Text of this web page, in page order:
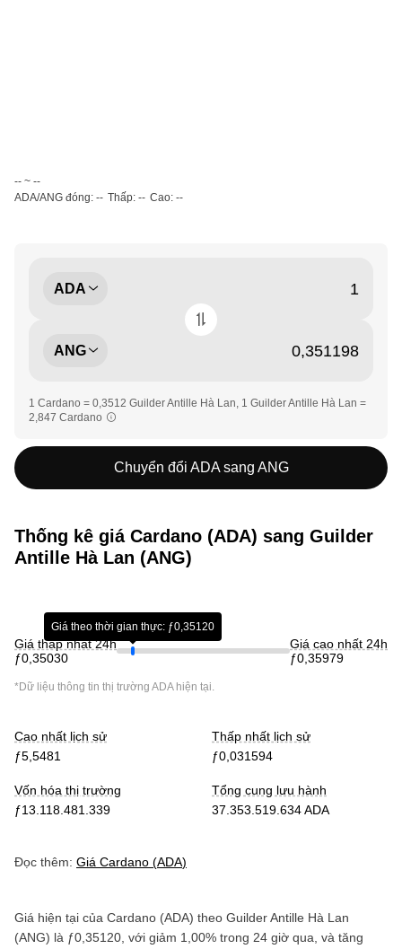
-- ~ --
ADA/ANG đóng: -- Thấp: -- Cao: --
ADA
ANG
1 Cardano = 0,3512 Guilder Antille Hà Lan, 1 Guilder Antille Hà Lan =
2,847 Cardano
Chuyển đổi ADA sang ANG
Thống kê giá Cardano (ADA) sang Guilder
Antille Hà Lan (ANG)
Giá thấp nhất 24h
ƒ0,35030
Giá theo thời gian thực: ƒ0,35120
Giá cao nhất 24h
ƒ0,35979
*Dữ liệu thông tin thị trường ADAhiện tại.
Cao nhất lịch sử
ƒ5,5481
Thấp nhất lịch sử
ƒ0,031594
Vốn hóa thị trường
ƒ13.118.481.339
Tổng cung lưu hành
37.353.519.634 ADA
Đọc thêm: Giá Cardano (ADA)
Giá hiện tại của Cardano (ADA) theo Guilder Antille Hà Lan
(ANG) là ƒ0,35120 , với giảm 1,00% trong 24 giờ qua, và tăng